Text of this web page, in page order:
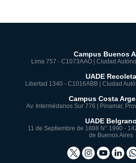
Campus Buenos
Lima 757 - C1073AAO | Ciudad
UADE Recoleta
Libertad 1340 - C1016ABB | Ciudad
Campus Costa
Av. Intermédanos Sur 776 | Pinamar,
UADE Belgrano
11 de Septiembre de 1888 N° 1990 -
de Buenos Aires